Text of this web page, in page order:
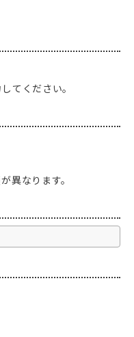
てください。
異なります。